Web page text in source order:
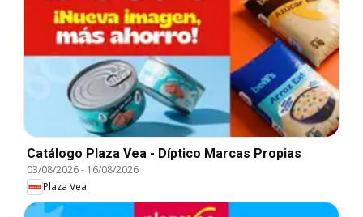
Catálogo Plaza Vea - Díptico Marcas Propias
03/08/2026- 16/08/2026
Plaza Vea